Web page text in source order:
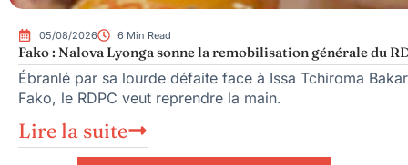
05/08/2026 6 Min Read
Fako : Nalova Lyonga sonne la remobilisation générale du
Ébranlé par sa lourde défaite face à Issa Tchiroma
Fako, le RDPC veut reprendre la main.
Lire la suite